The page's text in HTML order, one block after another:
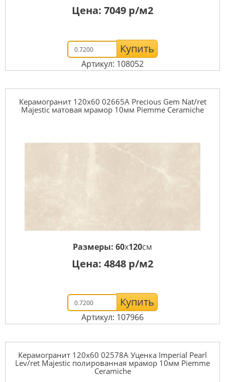
Цена: 7049 р/м2
Купить
Артикул: 108052
Керамогранит 120x60 02665A Precious Gem Nat/ret
Majestic матовая мрамор 10мм Piemme Ceramiche
Размеры: 60x120см
Цена: 4848 р/м2
Купить
Артикул: 107966
Керамогранит 120x60 02578A Уценка Imperial Pearl
Lev/ret Majestic полированная мрамор 10мм Piemme
Ceramiche